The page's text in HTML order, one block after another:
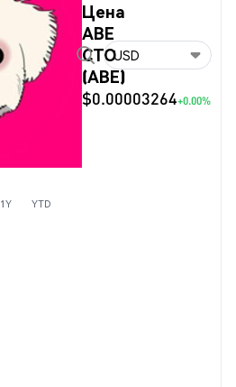
Цена
ABE
CTO
(ABE)
$0.00003264+0.00%
USD
1Y YTD